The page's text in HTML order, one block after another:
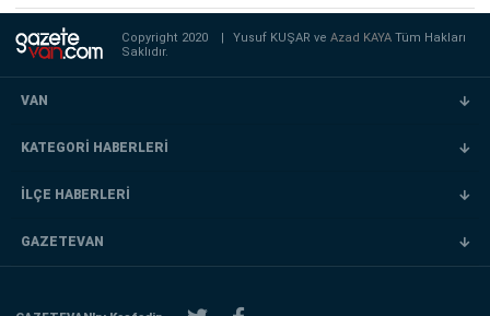
Copyright 2020 | Yusuf KUŞAR veAzad KAYATüm Hakları
Saklıdır.
VAN
KATEGORİ HABERLERİ
İLÇE HABERLERİ
GAZETEVAN